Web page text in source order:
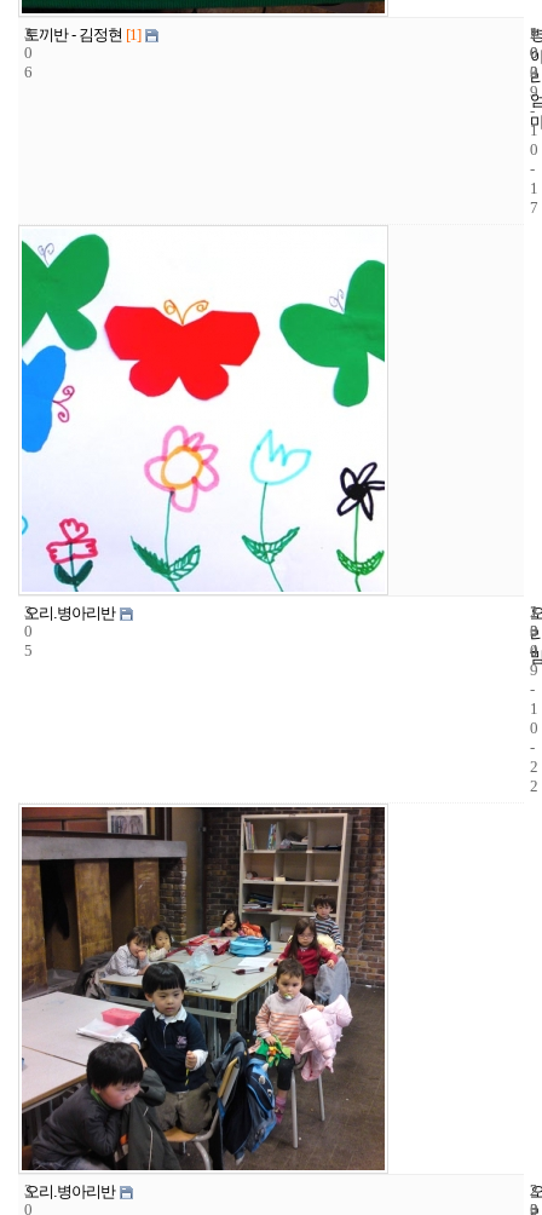
3
0
6
토끼반 - 김정현 [1]
1
0
3
2
0
0
9
-
1
0
-
1
7
3
0
5
오리.병아리반
1
3
4
2
0
0
9
-
1
0
-
2
2
3
0
오리.병아리반
2
3
2
0